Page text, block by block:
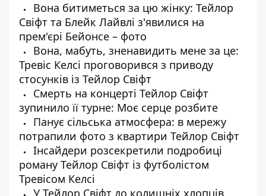
Вона битиметься за цю жінку: Тейлор
Свіфт та Блейк Лайвлі з'явилися на
прем'єрі Бейонсе – фото
Вона, мабуть, зненавидить мене за це:
Тревіс Келсі проговорився з приводу
стосунків із Тейлор Свіфт
Смерть на концерті Тейлор Свіфт
зупинило її турне: Моє серце розбите
Панує сільська атмосфера: в мережу
потрапили фото з квартири Тейлор Свіфт
Інсайдери розсекретили подробиці
роману Тейлор Свіфт із футболістом
Тревісом Келсі
У Тейлор Свіфт до колишніх хлопців